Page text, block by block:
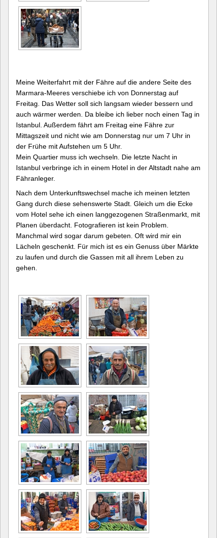
Meine Weiterfahrt mit der Fähre auf die andere Seite des
Marmara-Meeres verschiebe ich von Donnerstag auf
Freitag. Das Wetter soll sich langsam wieder bessern und
auch wärmer werden. Da bleibe ich lieber noch einen Tag in
Istanbul. Außerdem fährt am Freitag eine Fähre zur
Mittagszeit und nicht wie am Donnerstag nur um 7 Uhr in
der Frühe mit Aufstehen um 5 Uhr.
Mein Quartier muss ich wechseln. Die letzte Nacht in
Istanbul verbringe ich in einem Hotel in der Altstadt nahe am
Fähranleger.
Nach dem Unterkunftswechsel mache ich meinen letzten
Gang durch diese sehenswerte Stadt. Gleich um die Ecke
vom Hotel sehe ich einen langgezogenen Straßenmarkt, mit
Planen überdacht. Fotografieren ist kein Problem.
Manchmal wird sogar darum gebeten. Oft wird mir ein
Lächeln geschenkt. Für mich ist es ein Genuss über Märkte
zu laufen und durch die Gassen mit all ihrem Leben zu
gehen.